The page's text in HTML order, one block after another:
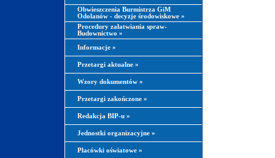
Obwieszczenia Burmistrza GiM
Odolanów - decyzje środowiskowe »
Procedury załatwiania spraw-
Budownictwo »
Informacje »
Przetargi aktualne »
Wzory dokumentów »
Przetargi zakończone »
Redakcja BIP-u »
Jednostki organizacyjne »
Placówki oświatowe »